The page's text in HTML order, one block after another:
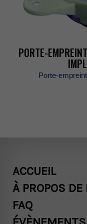
PORTE-
Porte-
ACCUEIL
FAQ